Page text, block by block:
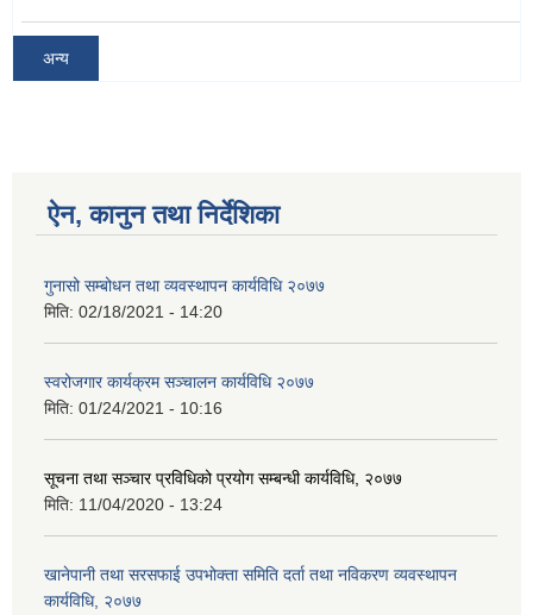
अन्य
ऐन, कानुन तथा निर्देशिका
गुनासो सम्बोधन तथा व्यवस्थापन कार्यविधि २०७७
मिति: 02/18/2021 - 14:20
स्वरोजगार कार्यक्रम सञ्चालन कार्यविधि २०७७
मिति: 01/24/2021 - 10:16
सूचना तथा सञ्चार प्रविधिको प्रयोग सम्बन्धी कार्यविधि, २०७७
मिति: 11/04/2020 - 13:24
खानेपानी तथा सरसफाई उपभोक्ता समिति दर्ता तथा नविकरण व्यवस्थापन
कार्यविधि, २०७७